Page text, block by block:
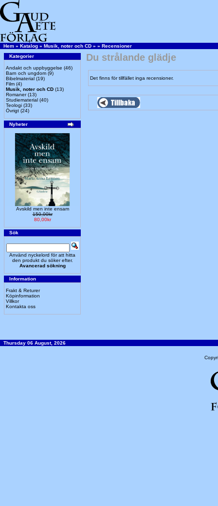
Hem » Katalog » Musik, noter och CD » » Recensioner
Kategorier
Andakt och uppbyggelse (46)
Barn och ungdom (9)
Bibelmaterial (19)
Film (4)
Musik, noter och CD (13)
Romaner(13)
Studiematerial (40)
Teologi (33)
Övrigt (24)
Nyheter
Avskild men inte ensam
150,00kr
80,00kr
Sök
Använd nyckelord för att hitta
den produkt du söker efter.
Avancerad sökning
Information
Frakt & Returer
Köpinformation
Villkor
Kontakta oss
Du strålande glädje
Det finns för tillfället inga recensioner.
Thursday 06 August, 2026